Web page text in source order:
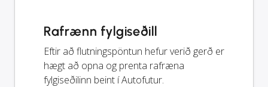
Rafrænn fylgiseðill
Eftir að flutningspöntun hefur verið gerð er
hægt að opna og prenta rafræna
fylgiseðilinn beint í Autofutur.